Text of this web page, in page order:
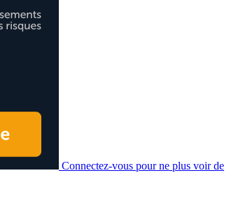
Connectez-vous pour ne plus voir de